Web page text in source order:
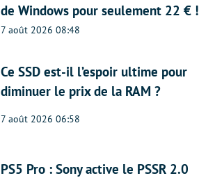
de Windows pour seulement 22 € !
7 août 2026 08:48
Ce SSD est-il l’espoir ultime pour
diminuer le prix de la RAM ?
7 août 2026 06:58
PS5 Pro : Sony active le PSSR 2.0